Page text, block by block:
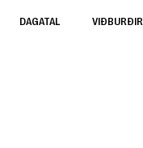
DAGATAL VIÐBURÐIR